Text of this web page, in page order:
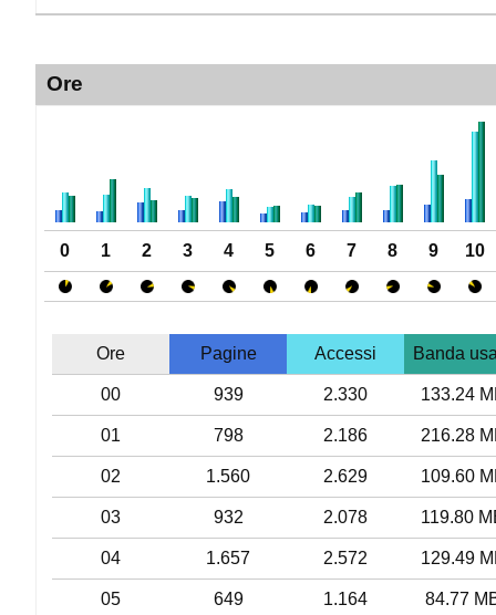
Ore
0 1 2 3 4 5 6 7 8 9 10
Ore Pagine Accessi Banda
00 939 2.330 133.24
01 798 2.186 216.28
02 1.560 2.629 109.60
03 932 2.078 119.80
04 1.657 2.572 129.49
05 649 1.164 84.77